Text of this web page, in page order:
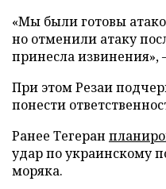
«Мы были готовы
но отменили атаку
принесла извинения»,
При этом Резаи
понести
Ранее Тегеран
удар по украинскому
моряка.